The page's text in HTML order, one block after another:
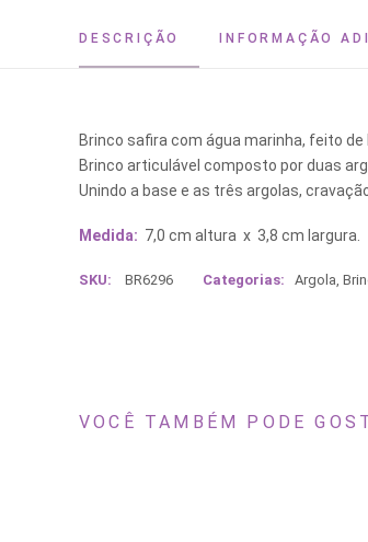
DESCRIÇÃO INFORMAÇÃO
Brinco safira com água marinha, feito
Brinco articulável composto por duas
Unindo a base e as três argolas,
Medida: 7,0 cm altura x 3,8 cm largura.
SKU: BR6296 Categorias: Argola,
VOCÊ TAMBÉM PODE